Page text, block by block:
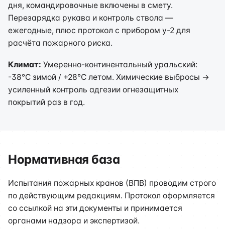
дня, командировочные включены в смету.
Перезарядка рукава и контроль ствола —
ежегодные, плюс протокол с прибором у-2 для
расчёта пожарного риска.
Климат: Умеренно-континентальный уральский:
-38°C зимой / +28°C летом. Химические выбросы →
усиленный контроль адгезии огнезащитных
покрытий раз в год.
Нормативная база
Испытания пожарных кранов (ВПВ) проводим строго
по действующим редакциям. Протокол оформляется
со ссылкой на эти документы и принимается
органами надзора и экспертизой.